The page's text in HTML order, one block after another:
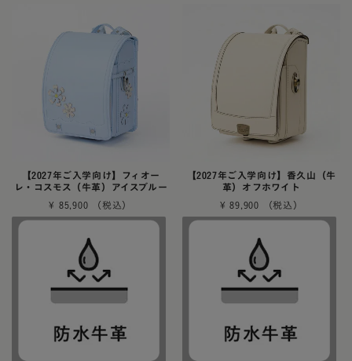
【2027年ご入学向け】フィオー
レ・コスモス（牛革）アイスブルー
¥ 85,900
【2027年ご入学向け】香久山（牛
革）オフホワイト
¥ 89,900